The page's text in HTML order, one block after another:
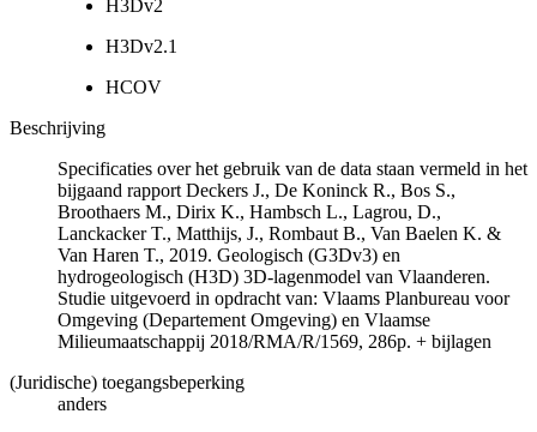
H3Dv2
H3Dv2.1
HCOV
Beschrijving
Specificaties over het gebruik van de data staan vermeld in het
bijgaand rapport Deckers J., De Koninck R., Bos S.,
Broothaers M., Dirix K., Hambsch L., Lagrou, D.,
Lanckacker T., Matthijs, J., Rombaut B., Van Baelen K. &
Van Haren T., 2019. Geologisch (G3Dv3) en
hydrogeologisch (H3D) 3D-lagenmodel van Vlaanderen.
Studie uitgevoerd in opdracht van: Vlaams Planbureau voor
Omgeving (Departement Omgeving) en Vlaamse
Milieumaatschappij 2018/RMA/R/1569, 286p. + bijlagen
(Juridische) toegangsbeperking
anders